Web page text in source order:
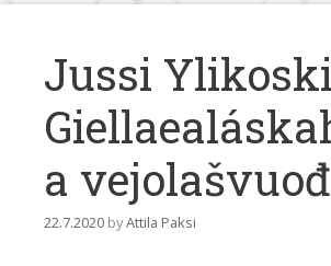
Jussi
a
22.7.2020 byAttila Paksi